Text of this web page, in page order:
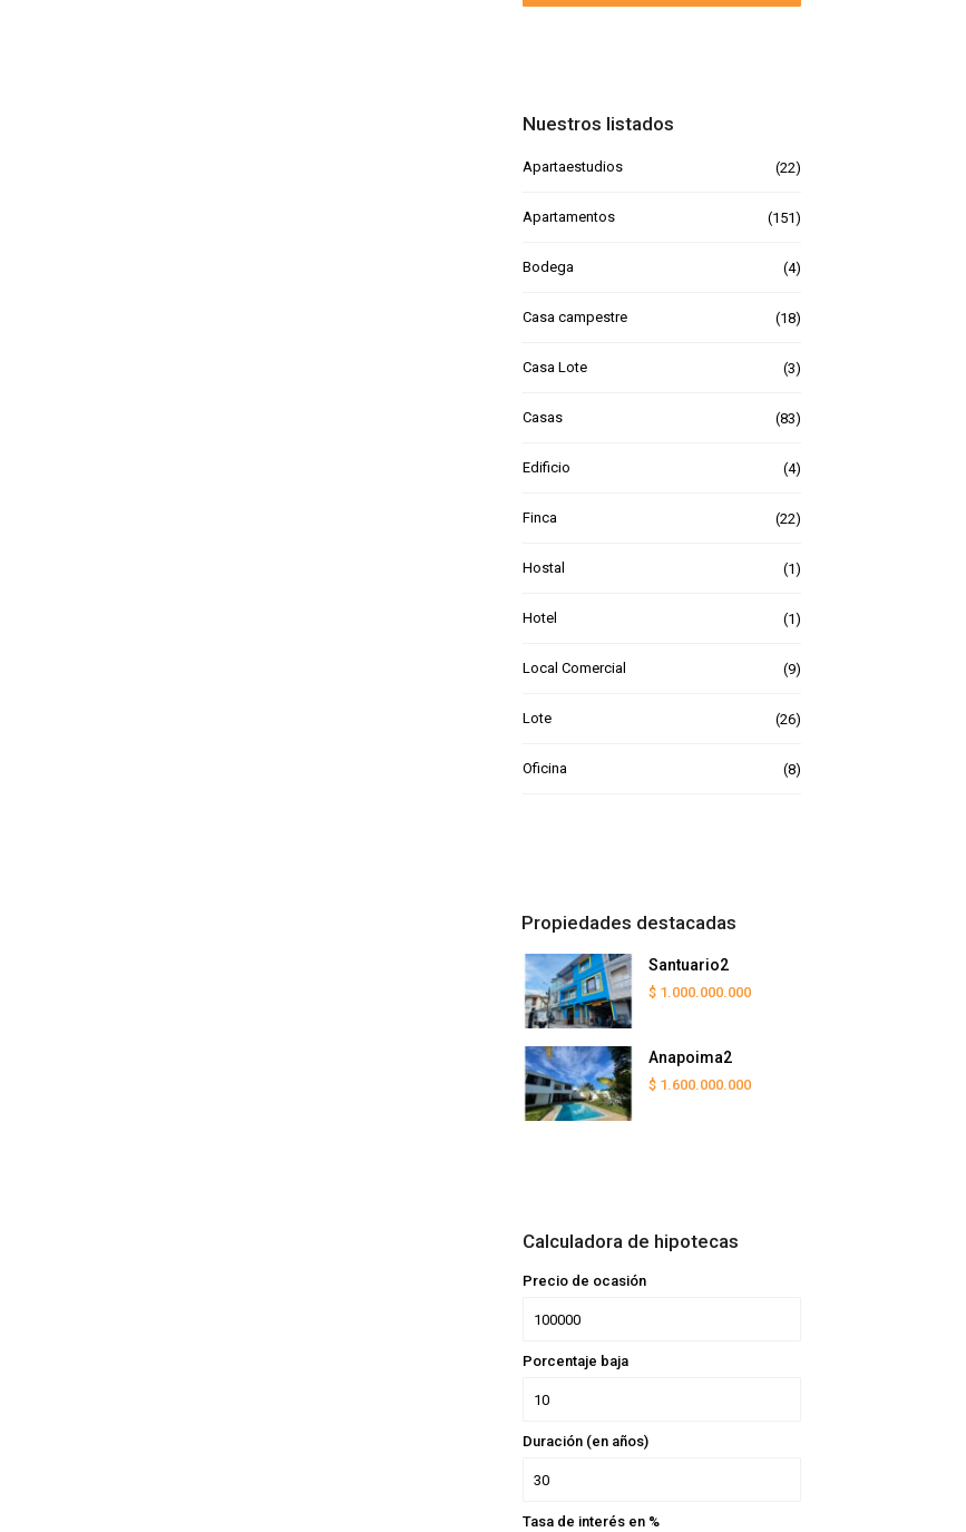
Nuestros listados
Apartaestudios (22)
Apartamentos (151)
Bodega (4)
Casa campestre (18)
Casa Lote (3)
Casas (83)
Edificio (4)
Finca (22)
Hostal (1)
Hotel (1)
Local Comercial (9)
Lote (26)
Oficina (8)
Propiedades destacadas
Santuario2
$ 1.000.000.000
Anapoima2
$ 1.600.000.000
Calculadora de hipotecas
Precio de ocasión
Porcentaje baja
Duración (en años)
Tasa de interés en %